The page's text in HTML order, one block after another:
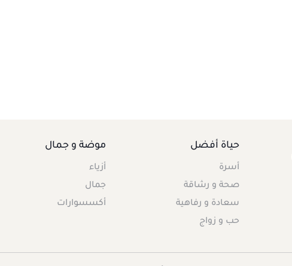
حياة أفضل
أسرة
صحة و رشاقة
سعادة و رفاهية
حب و زواج
موضة و جمال
أزياء
جمال
أكسسوارات